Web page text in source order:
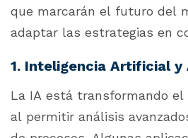
que marcarán el futuro del
adaptar las estrategias en
1. Inteligencia Artificial y
La IA está transformando
al permitir análisis